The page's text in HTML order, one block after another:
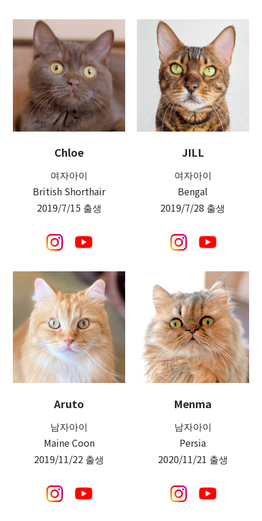
Chloe
여자아이
British Shorthair
2019/7/15 출생
JILL
여자아이
Bengal
2019/7/28 출생
Aruto
남자아이
Maine Coon
2019/11/22 출생
Menma
남자아이
Persia
2020/11/21 출생